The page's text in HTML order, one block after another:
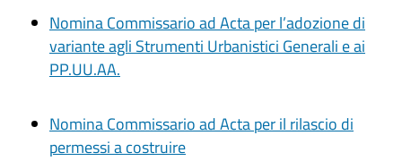
Nomina Commissario ad Acta per l’adozione di
variante agli Strumenti Urbanistici Generali e ai
PP.UU.AA.
Nomina Commissario ad Acta per il rilascio di
permessi a costruire